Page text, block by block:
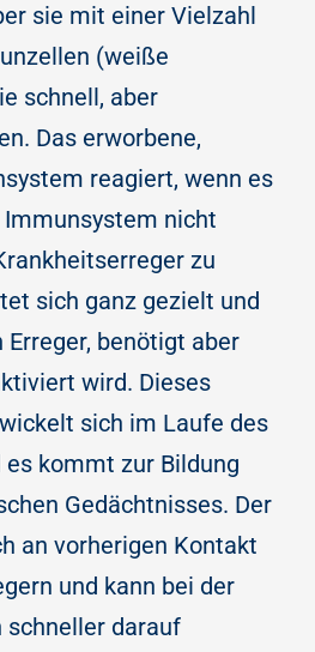
sie mit einer Vielzahl
(weiße
schnell, aber
Das erworbene,
reagiert, wenn es
nicht
zu
sich ganz gezielt und
benötigt aber
wird. Dieses
sich im Laufe des
kommt zur Bildung
Gedächtnisses. Der
an vorherigen Kontakt
und kann bei der
schneller darauf